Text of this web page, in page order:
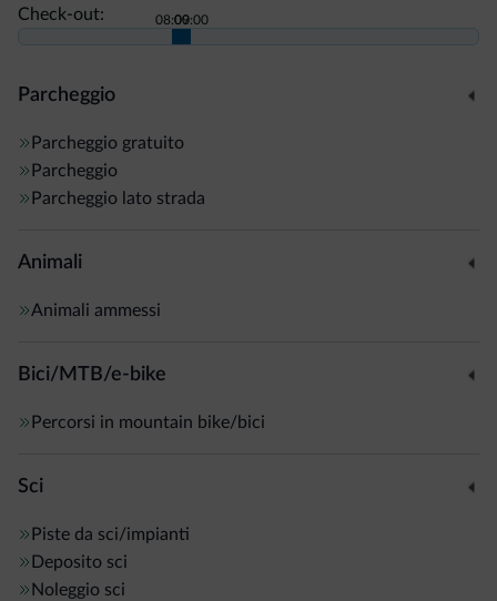
Check-out: 08:0009:00
Parcheggio
Parcheggio gratuito
Parcheggio
Parcheggio lato strada
Animali
Animali ammessi
Bici/MTB/e-bike
Percorsi in mountain bike/bici
Sci
Piste da sci/impianti
Deposito sci
Noleggio sci